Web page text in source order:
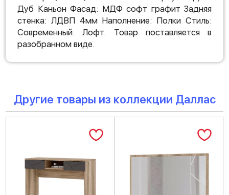
Дуб Каньон Фасад: МДФ софт графит Задняя
стенка: ЛДВП 4мм Наполнение: Полки Стиль:
Современный. Лофт. Товар поставляется в
разобранном виде.
Другие товары из коллекции Даллас